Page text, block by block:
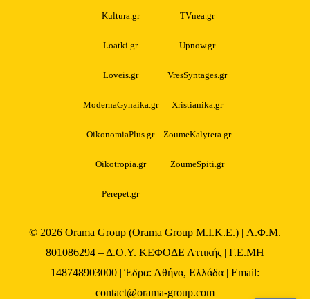
Kultura.gr TVnea.gr
Loatki.gr Upnow.gr
Loveis.gr VresSyntages.gr
ModernaGynaika.gr Xristianika.gr
OikonomiaPlus.gr ZoumeKalytera.gr
Oikotropia.gr ZoumeSpiti.gr
Perepet.gr
© 2026 Orama Group (Orama Group Μ.Ι.Κ.Ε.) | Α.Φ.Μ.
801086294 – Δ.Ο.Υ. ΚΕΦΟΔΕ Αττικής | Γ.Ε.ΜΗ
148748903000 | Έδρα: Αθήνα, Ελλάδα | Email:
contact@orama-group.com